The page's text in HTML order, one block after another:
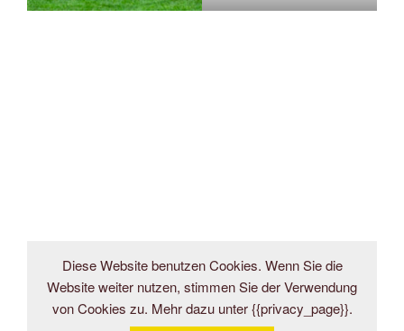
Diese Website benutzen Cookies. Wenn Sie die
Website weiter nutzen, stimmen Sie der Verwendung
von Cookies zu. Mehr dazu unter {{privacy_page}}.